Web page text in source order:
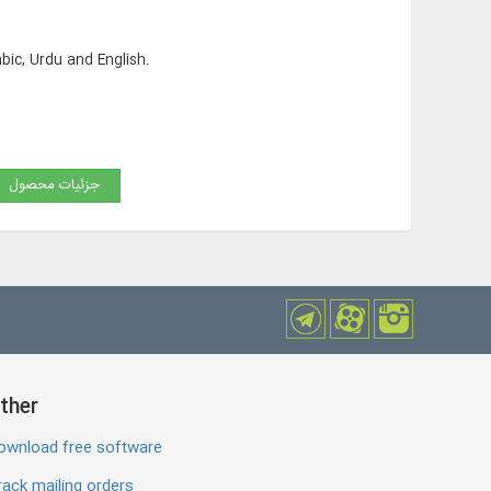
Urdu and English.
جزئیات محصول
free software